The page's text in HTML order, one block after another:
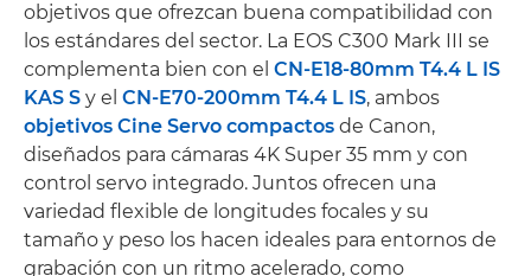
objetivos que ofrezcan buena compatibilidad con
los estándares del sector. La EOS C300 Mark III se
complementa bien con el CN-E18-80mm T4.4 L IS
KAS S y el CN-E70-200mm T4.4 L IS, ambos
objetivos Cine Servo compactos de Canon,
diseñados para cámaras 4K Super 35 mm y con
control servo integrado. Juntos ofrecen una
variedad flexible de longitudes focales y su
tamaño y peso los hacen ideales para entornos de
grabación con un ritmo acelerado, como